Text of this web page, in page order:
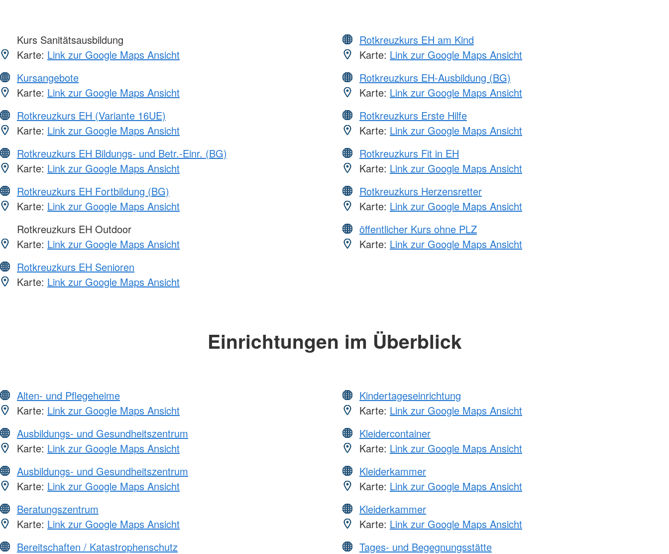
Kurs Sanitätsausbildung
Karte: Link zur Google Maps Ansicht
Kursangebote
Karte: Link zur Google Maps Ansicht
Rotkreuzkurs EH (Variante 16UE)
Karte: Link zur Google Maps Ansicht
Rotkreuzkurs EH Bildungs- und Betr.-Einr. (BG)
Karte: Link zur Google Maps Ansicht
Rotkreuzkurs EH Fortbildung (BG)
Karte: Link zur Google Maps Ansicht
Rotkreuzkurs EH Outdoor
Karte: Link zur Google Maps Ansicht
Rotkreuzkurs EH Senioren
Karte: Link zur Google Maps Ansicht
Rotkreuzkurs EH am Kind
Karte: Link zur Google Maps Ansicht
Rotkreuzkurs EH-Ausbildung (BG)
Karte: Link zur Google Maps Ansicht
Rotkreuzkurs Erste Hilfe
Karte: Link zur Google Maps Ansicht
Rotkreuzkurs Fit in EH
Karte: Link zur Google Maps Ansicht
Rotkreuzkurs Herzensretter
Karte: Link zur Google Maps Ansicht
öffentlicher Kurs ohne PLZ
Karte: Link zur Google Maps Ansicht
Einrichtungen im Überblick
Alten- und Pflegeheime
Karte: Link zur Google Maps Ansicht
Ausbildungs- und Gesundheitszentrum
Karte: Link zur Google Maps Ansicht
Ausbildungs- und Gesundheitszentrum
Karte: Link zur Google Maps Ansicht
Beratungszentrum
Karte: Link zur Google Maps Ansicht
Bereitschaften / Katastrophenschutz
Kindertageseinrichtung
Karte: Link zur Google Maps Ansicht
Kleidercontainer
Karte: Link zur Google Maps Ansicht
Kleiderkammer
Karte: Link zur Google Maps Ansicht
Kleiderkammer
Karte: Link zur Google Maps Ansicht
Tages- und Begegnungsstätte